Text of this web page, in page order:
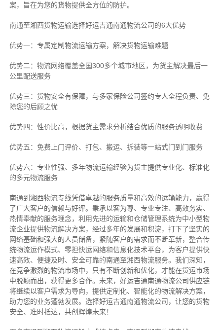
案，旨在为您的货物提供全方位的防护。
南通至湘西货物运输选择好运吉通南通物流公司的6大优势
优势一：专属定制物流运输方案，解决货物运输难题
优势二：物流网络覆盖全国300多个城市地区，为货主解决最后一
公里配送服务
优势三：货物安全有保障，与多家保险公司签约专人全程负责、免
除您的后顾之忧
优势四：性价比高，根据货主需求分析结合优质的服务透明收费
优势五：免费上门评价、打包、搬运、拆装等一站式门到门服务
优势六：专业性强、多年物流运输经验为货主提供专业化、标准化
的多元物流服务
南通到湘西物流专线凭借卓越的服务质量和高效的运输能力，赢得
了广大客户的信赖与好评。 秉承以客为尊、专业专注、高效务实、
热情奉献的服务理念，利用先进的运输和仓储管理系统为中小型物
流企业提供物流解决方案，经过多年的发展和积淀，打下了坚实的
网络基础和强大的人员储备，紧随客户的需求而不断革新，整合传
统物流运作模式、零担快运网络和信息化技术平台，为客户提供快
速高效、便捷及时、安全可靠的南通至湘西物流服务。 我们深知，
在竞争激烈的物流市场中，只有不断创新和优化，才能在货运市场
中脱颖而出，获得更多合作。 未来，好运吉通南通物流公司供应链
将继续以客户需求为导向，提供定制化、智能化的物流解决方案，
助力您的业务蓬勃发展。选择好运吉通南通物流公司，让您的货物
安全、准时抵达，共创辉煌未来！